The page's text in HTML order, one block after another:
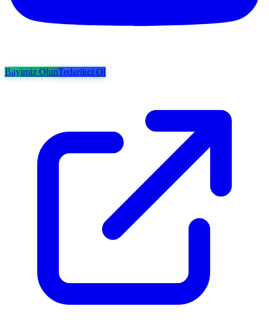
Bayimiz OlunTedarikçi Ol